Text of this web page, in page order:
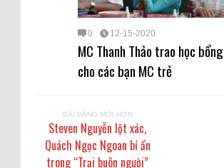
0 12-15-2020
MC Thanh Thảo trao học bổng
cho các bạn MC trẻ
BÀI ĐĂNG MỚI HƠN
Steven Nguyễn lột xác,
Quách Ngọc Ngoan bí ẩn
trong “Trại buôn người”